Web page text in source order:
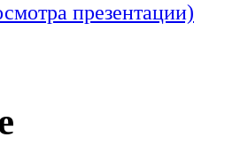
презентации)